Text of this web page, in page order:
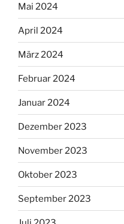
Mai 2024
April 2024
März 2024
Februar 2024
Januar 2024
Dezember 2023
November 2023
Oktober 2023
September 2023